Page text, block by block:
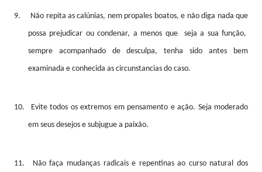
9.
Não repita as calúnias, nem propales boatos, e não diga nada que
possa prejudicar ou condenar, a menos que
seja a sua função,
sempre acompanhado de desculpa, tenha sido antes bem
examinada e conhecida as circunstancias do caso.
10.
Evite todos os extremos em pensamento e ação. Seja moderado
em seus desejos e subjugue a paixão.
11. Não faça mudanças radicais e repentinas ao curso natural dos